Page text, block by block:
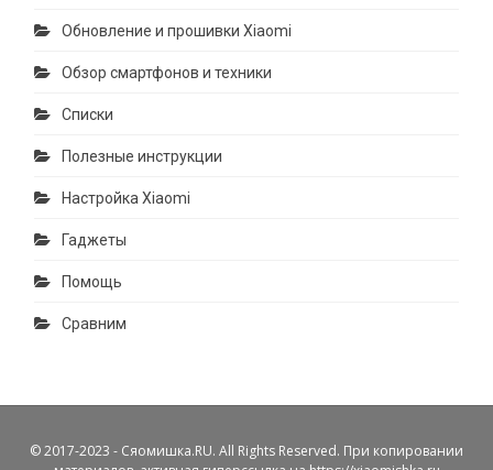
Обновление и прошивки Xiaomi
Обзор смартфонов и техники
Списки
Полезные инструкции
Настройка Xiaomi
Гаджеты
Помощь
Сравним
© 2017-2023 - Сяомишка.RU. All Rights Reserved. При копировании